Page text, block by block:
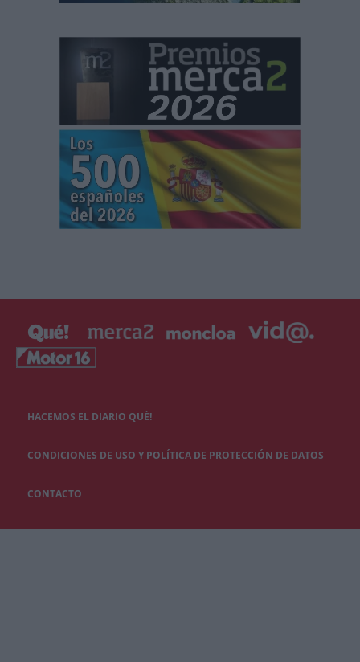
HACEMOS EL DIARIO QUÉ!
CONDICIONES DE USO Y POLÍTICA DE PROTECCIÓN DE DATOS
CONTACTO